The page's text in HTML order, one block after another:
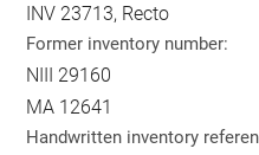
INV 23713, Recto
Former inventory number:
NIII 29160
MA 12641
Handwritten inventory